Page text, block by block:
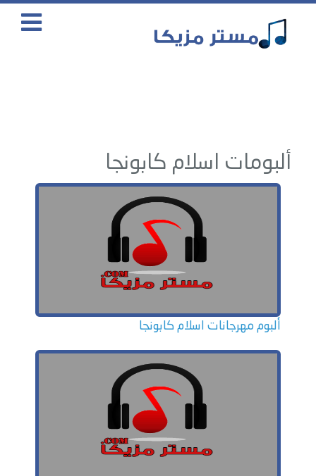
ألبومات اسلام كابونجا
ألبوم مهرجانات اسلام كابونجا